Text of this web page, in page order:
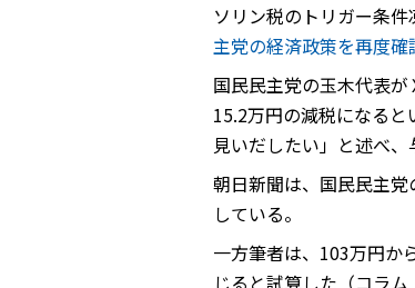
ソリン税のトリガー条
主党の経済政策を再度
国民民主党の玉木代表
15.2万円の減税になる
見いだしたい」と述べ、
朝日新聞は、国民民主
している。
一方筆者は、103万円か
じると試算した（コラム